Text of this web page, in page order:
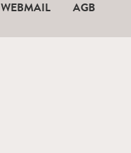
WEBMAIL AGB